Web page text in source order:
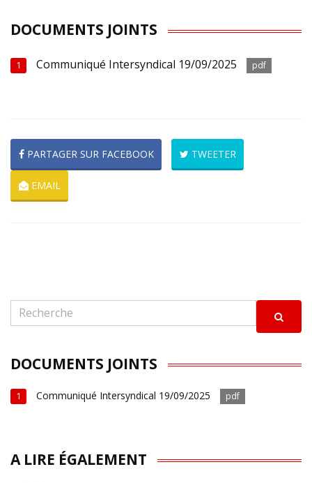
DOCUMENTS JOINTS
1 Communiqué Intersyndical 19/09/2025 pdf
PARTAGER SUR FACEBOOK TWEETER
EMAIL
DOCUMENTS JOINTS
1 Communiqué Intersyndical 19/09/2025 pdf
A LIRE ÉGALEMENT